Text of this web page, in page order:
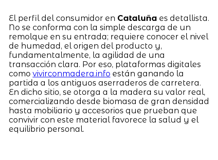
El perfil del consumidor en Cataluña es detallista.
No se conforma con la simple descarga de un
remolque en su entrada; requiere conocer el nivel
de humedad, el origen del producto y,
fundamentalmente, la agilidad de una
transacción clara. Por eso, plataformas digitales
como vivirconmadera.info están ganando la
partida a los antiguos aserraderos de carretera.
En dicho sitio, se otorga a la madera su valor real,
comercializando desde biomasa de gran densidad
hasta mobiliario y accesorios que prueban que
convivir con este material favorece la salud y el
equilibrio personal.